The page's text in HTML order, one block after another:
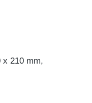
x 210 mm,